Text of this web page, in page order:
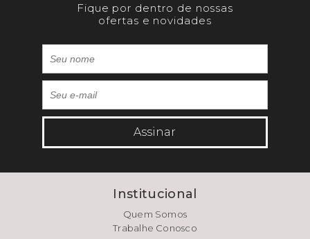
Fique por dentro de nossas
ofertas e novidades
Assinar
Institucional
Quem Somos
Trabalhe Conosco